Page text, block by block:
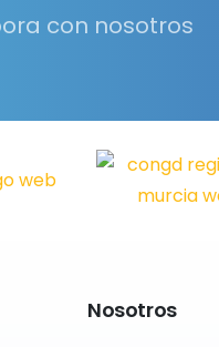
con nosotros
Nosotros